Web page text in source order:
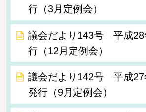
行（3月定例会）
議会だより143号 平成28
行（12月定例会）
議会だより142号 平成27
発行（9月定例会）